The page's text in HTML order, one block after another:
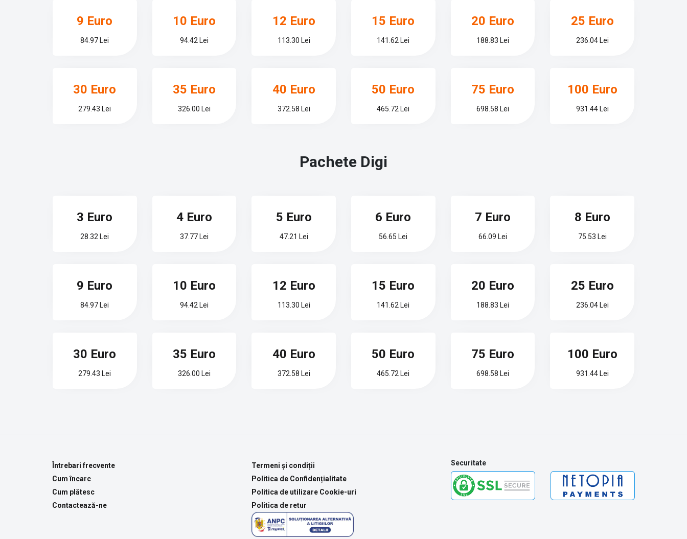
9 Euro
84.97 Lei
10 Euro
94.42 Lei
12 Euro
113.30 Lei
15 Euro
141.62 Lei
20 Euro
188.83 Lei
25 Euro
236.04 Lei
30 Euro
279.43 Lei
35 Euro
326.00 Lei
40 Euro
372.58 Lei
50 Euro
465.72 Lei
75 Euro
698.58 Lei
100 Euro
931.44 Lei
Pachete Digi
3 Euro
28.32 Lei
4 Euro
37.77 Lei
5 Euro
47.21 Lei
6 Euro
56.65 Lei
7 Euro
66.09 Lei
8 Euro
75.53 Lei
9 Euro
84.97 Lei
10 Euro
94.42 Lei
12 Euro
113.30 Lei
15 Euro
141.62 Lei
20 Euro
188.83 Lei
25 Euro
236.04 Lei
30 Euro
279.43 Lei
35 Euro
326.00 Lei
40 Euro
372.58 Lei
50 Euro
465.72 Lei
75 Euro
698.58 Lei
100 Euro
931.44 Lei
Întrebari frecvente
Cum încarc
Cum plătesc
Contactează-ne
Termeni și condiții
Politica de Confidențialitate
Politica de utilizare Cookie-uri
Politica de retur
Securitate